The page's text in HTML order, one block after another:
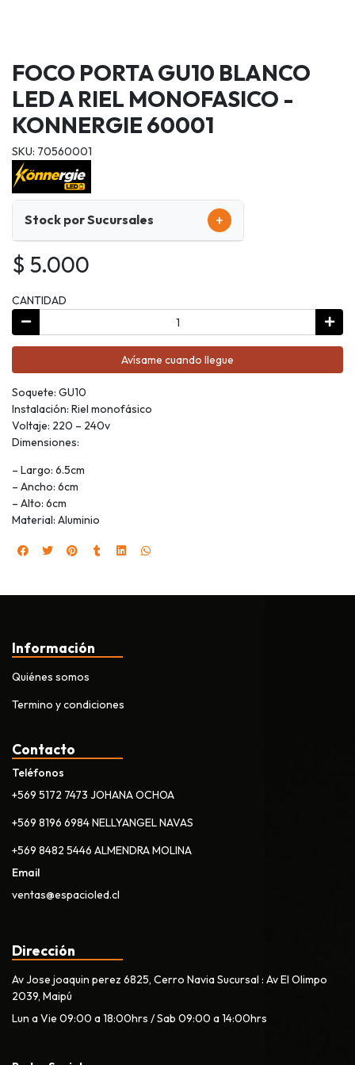
FOCO PORTA GU10 BLANCO
LED A RIEL MONOFASICO -
KONNERGIE 60001
SKU: 70560001
Stock por Sucursales +
$ 5.000
CANTIDAD
Avísame cuando llegue
Soquete: GU10
Instalación: Riel monofásico
Voltaje: 220 – 240v
Dimensiones:
– Largo: 6.5cm
– Ancho: 6cm
– Alto: 6cm
Material: Aluminio
Información
Quiénes somos
Termino y condiciones
Contacto
Teléfonos
+569 5172 7473 JOHANA OCHOA
+569 8196 6984 NELLYANGEL NAVAS
+569 8482 5446 ALMENDRA MOLINA
Email
ventas@espacioled.cl
Dirección
Av Jose joaquin perez 6825, Cerro Navia Sucursal : Av El Olimpo
2039, Maipú
Lun a Vie 09:00 a 18:00hrs / Sab 09:00 a 14:00hrs